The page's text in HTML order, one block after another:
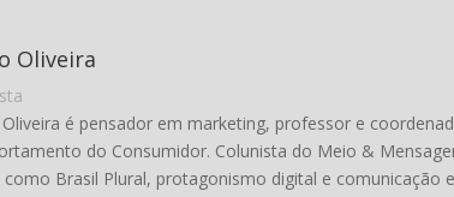
Oliveira
é pensador em marketing, professor e
do Consumidor. Colunista do Meio &
Brasil Plural, protagonismo digital e comunicação